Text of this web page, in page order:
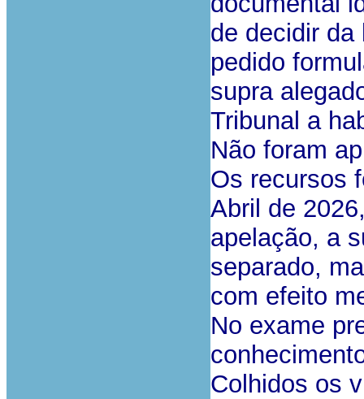
de decidir da
pedido
supra
Tribunal a
Não foram
Os recursos
Abril de
apelação, a
separado,
com efeito
No exame
Colhidos os